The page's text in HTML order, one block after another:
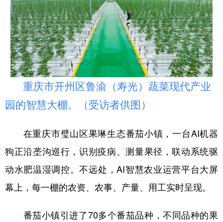
重庆市开州区鲁渝（寿光）蔬菜现代产业
园的智慧大棚。（受访者供图）
在重庆市璧山区果琳生态番茄小镇，一台AI机器
狗正沿垄沟巡行，识别疫病、测量果径，联动系统驱
动水肥温湿调控。不远处，AI智慧农业运营平台大屏
幕上，每一棚的农资、农事、产量、用工实时呈现。
番茄小镇引进了70多个番茄品种，不同品种的果